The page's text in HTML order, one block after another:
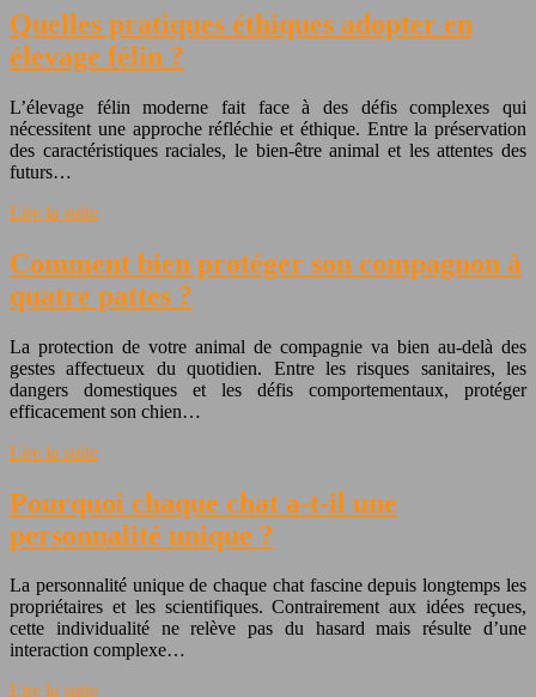
Quelles pratiques éthiques adopter en
élevage félin ?
L’élevage félin moderne fait face à des défis complexes qui
nécessitent une approche réfléchie et éthique. Entre la préservation
des caractéristiques raciales, le bien-être animal et les attentes des
futurs…
Lire la suite
Comment bien protéger son compagnon à
quatre pattes ?
La protection de votre animal de compagnie va bien au-delà des
gestes affectueux du quotidien. Entre les risques sanitaires, les
dangers domestiques et les défis comportementaux, protéger
efficacement son chien…
Lire la suite
Pourquoi chaque chat a-t-il une
personnalité unique ?
La personnalité unique de chaque chat fascine depuis longtemps les
propriétaires et les scientifiques. Contrairement aux idées reçues,
cette individualité ne relève pas du hasard mais résulte d’une
interaction complexe…
Lire la suite